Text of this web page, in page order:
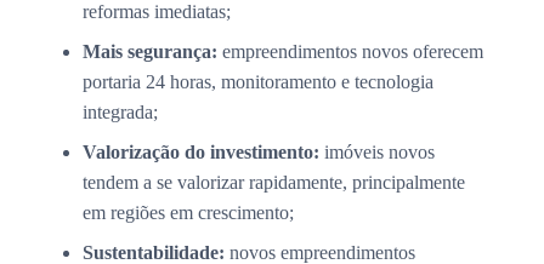
reformas imediatas;
Mais segurança: empreendimentos novos oferecem
portaria 24 horas, monitoramento e tecnologia
integrada;
Valorização do investimento: imóveis novos
tendem a se valorizar rapidamente, principalmente
em regiões em crescimento;
Sustentabilidade: novos empreendimentos